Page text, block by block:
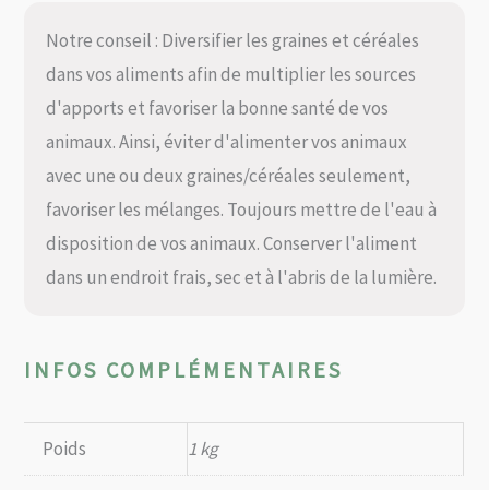
Notre conseil : Diversifier les graines et céréales
dans vos aliments afin de multiplier les sources
d'apports et favoriser la bonne santé de vos
animaux. Ainsi, éviter d'alimenter vos animaux
avec une ou deux graines/céréales seulement,
favoriser les mélanges. Toujours mettre de l'eau à
disposition de vos animaux. Conserver l'aliment
dans un endroit frais, sec et à l'abris de la lumière.
INFOS COMPLÉMENTAIRES
Poids 1 kg